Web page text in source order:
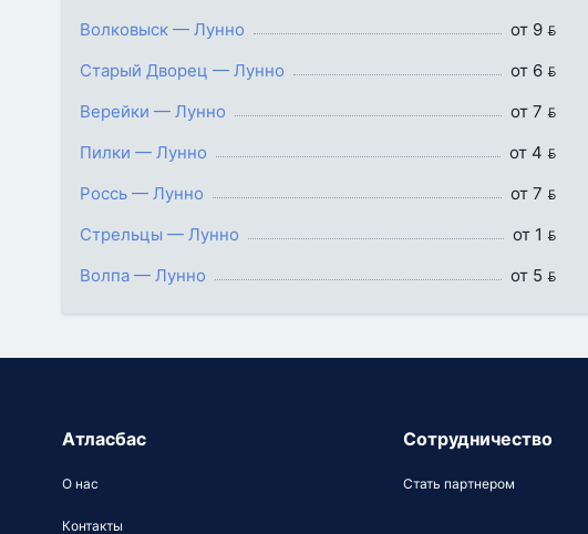
Волковыск — Лунно
от 9 
Старый Дворец — Лунно
от 6 
Верейки — Лунно
от 7 
Пилки — Лунно
от 4 
Россь — Лунно
от 7 
Стрельцы — Лунно
от 1 
Волпа — Лунно
от 5 
Атласбас
О нас
Контакты
Сотрудничество
Стать партнером